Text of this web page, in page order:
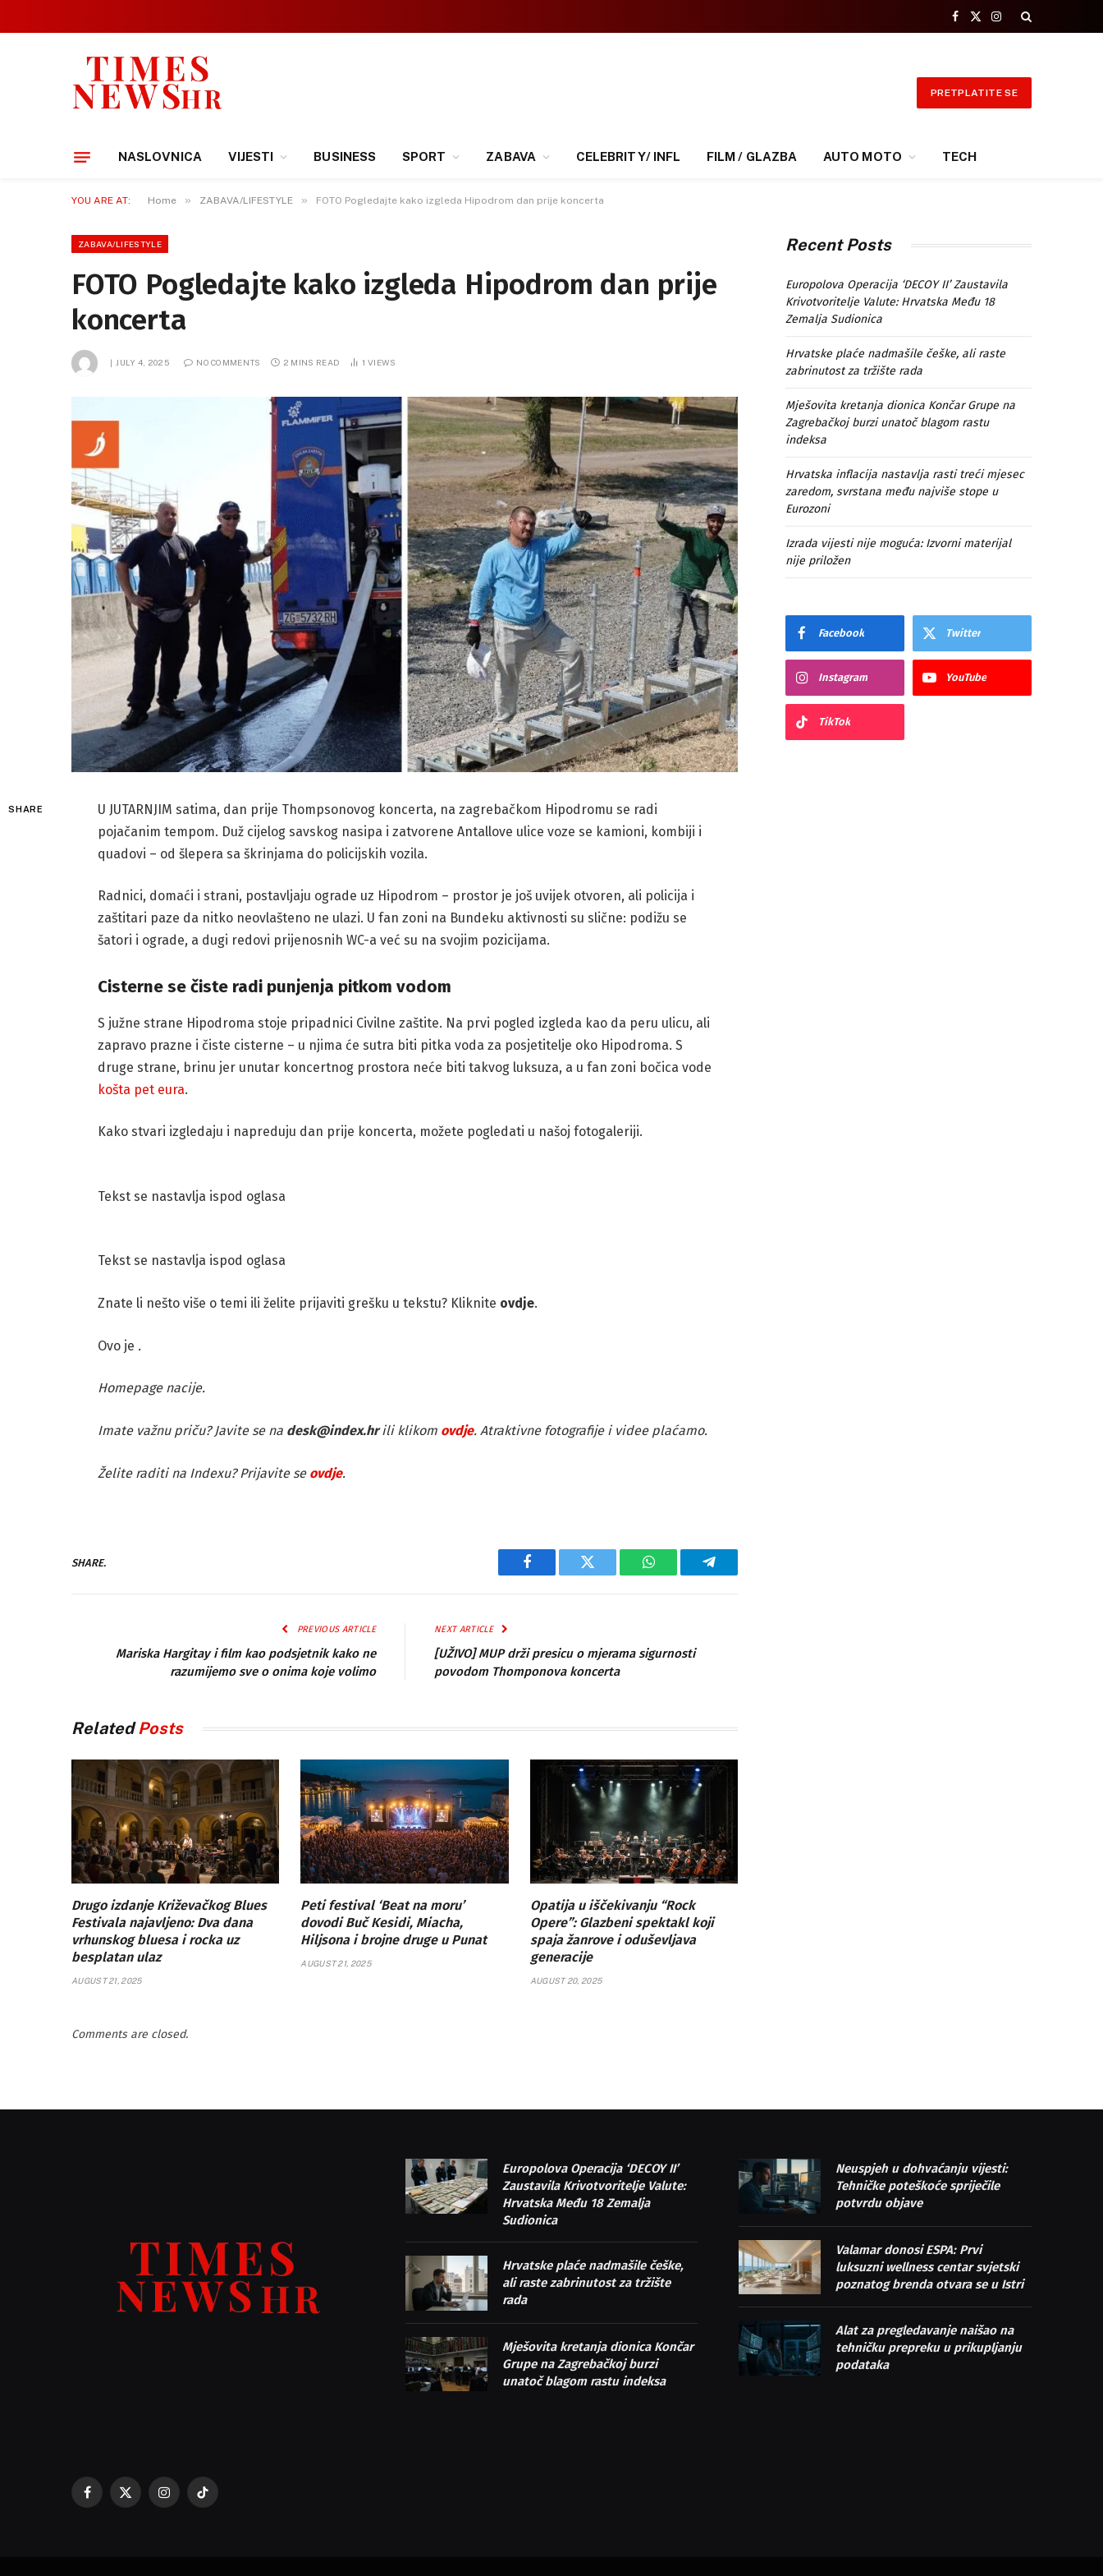
Facebook
X
Instagram
PRETPLATITE SE
NASLOVNICA VIJESTI BUSINESS SPORT ZABAVA CELEBRITY/ INFL FILM / GLAZBA AUTO MOTO TECH
YOU ARE AT: Home » ZABAVA/LIFESTYLE » FOTO Pogledajte kako izgleda Hipodrom dan prije koncerta
ZABAVA/LIFESTYLE
FOTO Pogledajte kako izgleda Hipodrom dan prije
koncerta
JULY 4, 2025 NO COMMENTS 2 MINS READ 1VIEWS
SHARE
U JUTARNJIM satima, dan prije Thompsonovog koncerta, na zagrebačkom Hipodromu se radi
pojačanim tempom. Duž cijelog savskog nasipa i zatvorene Antallove ulice voze se kamioni, kombiji i
quadovi – od šlepera sa škrinjama do policijskih vozila.
Radnici, domaći i strani, postavljaju ograde uz Hipodrom – prostor je još uvijek otvoren, ali policija i
zaštitari paze da nitko neovlašteno ne ulazi. U fan zoni na Bundeku aktivnosti su slične: podižu se
šatori i ograde, a dugi redovi prijenosnih WC-a već su na svojim pozicijama.
Cisterne se čiste radi punjenja pitkom vodom
S južne strane Hipodroma stoje pripadnici Civilne zaštite. Na prvi pogled izgleda kao da peru ulicu, ali
zapravo prazne i čiste cisterne – u njima će sutra biti pitka voda za posjetitelje oko Hipodroma. S
druge strane, brinu jer unutar koncertnog prostora neće biti takvog luksuza, a u fan zoni bočica vode
košta pet eura.
Kako stvari izgledaju i napreduju dan prije koncerta, možete pogledati u našoj fotogaleriji.
Tekst se nastavlja ispod oglasa
Tekst se nastavlja ispod oglasa
Znate li nešto više o temi ili želite prijaviti grešku u tekstu? Kliknite ovdje.
Ovo je .
Homepage nacije.
Imate važnu priču? Javite se na desk@index.hrili klikom ovdje. Atraktivne fotografije i videe plaćamo.
Želite raditi na Indexu? Prijavite se ovdje.
SHARE.
Facebook Twitter WhatsAppTelegram
PREVIOUS ARTICLE
Mariska Hargitay i film kao podsjetnik kako ne
razumijemo sve o onima koje volimo
NEXT ARTICLE
[UŽIVO] MUP drži presicu o mjerama sigurnosti
povodom Thomponova koncerta
RelatedPosts
Drugo izdanje Križevačkog Blues
Festivala najavljeno: Dva dana
vrhunskog bluesa i rocka uz
besplatan ulaz
AUGUST 21, 2025
Peti festival ‘Beat na moru’
dovodi Buč Kesidi, Miacha,
Hiljsona i brojne druge u Punat
AUGUST 21, 2025
Opatija u iščekivanju “Rock
Opere”: Glazbeni spektakl koji
spaja žanrove i oduševljava
generacije
AUGUST 20, 2025
Comments are closed.
Recent Posts
Europolova Operacija ‘DECOY II’ Zaustavila
Krivotvoritelje Valute: Hrvatska Među 18
Zemalja Sudionica
Hrvatske plaće nadmašile češke, ali raste
zabrinutost za tržište rada
Mješovita kretanja dionica Končar Grupe na
Zagrebačkoj burzi unatoč blagom rastu
indeksa
Hrvatska inflacija nastavlja rasti treći mjesec
zaredom, svrstana među najviše stope u
Eurozoni
Izrada vijesti nije moguća: Izvorni materijal
nije priložen
Facebook Twitter
Instagram YouTube
TikTok
Facebook
X
InstagramTikTok
Europolova Operacija ‘DECOY II’
Zaustavila Krivotvoritelje Valute:
Hrvatska Među 18 Zemalja
Sudionica
Hrvatske plaće nadmašile češke,
ali raste zabrinutost za tržište
rada
Mješovita kretanja dionica Končar
Grupe na Zagrebačkoj burzi
unatoč blagom rastu indeksa
Neuspjeh u dohvaćanju vijesti:
Tehničke poteškoće spriječile
potvrdu objave
Valamar donosi ESPA: Prvi
luksuzni wellness centar svjetski
poznatog brenda otvara se u Istri
Alat za pregledavanje naišao na
tehničku prepreku u prikupljanju
podataka